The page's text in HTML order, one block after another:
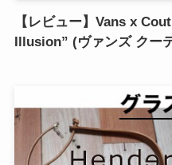
【レビュー】Vans x
Illusion” (ヴァンズ クー